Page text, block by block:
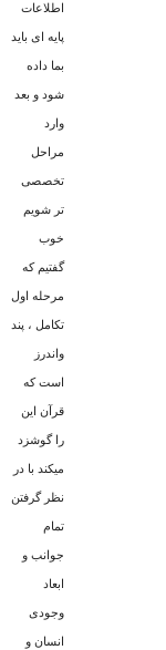
اطلاعات
پایه ای باید
بما داده
شود و بعد
وارد
مراحل
تخصصی
تر شویم
خوب
گفتیم که
مرحله اول
تکامل ، پند
واندرز
است که
قرآن این
را گوشزد
میکند با در
نظر گرفتن
تمام
جوانب و
ابعاد
وجودی
انسان و